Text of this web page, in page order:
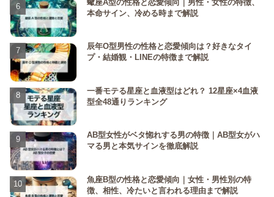
蠍座A型の性格と恋愛傾向｜男性・女性の特徴、
本命サイン、冷める時まで解説
辰年O型男性の性格と恋愛傾向は？好きなタイ
プ・結婚観・LINEの特徴まで解説
一番モテる星座と血液型はどれ？ 12星座×4血液
型全48通りランキング
AB型女性がベタ惚れする男の特徴｜AB型女がハ
マる男と本気サインを徹底解説
魚座B型の性格と恋愛傾向｜女性・男性別の特
徴、相性、冷たいと言われる理由まで解説